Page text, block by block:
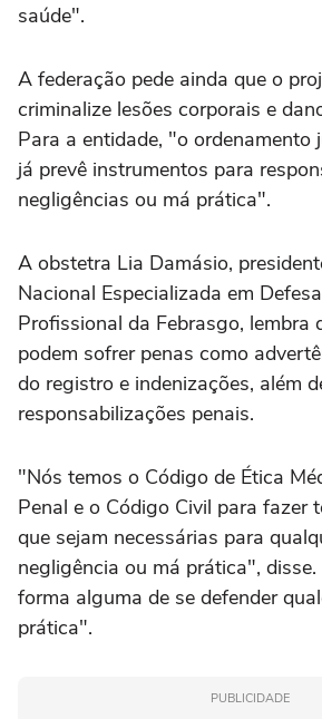
saúde".
A federação pede ainda que o
criminalize lesões corporais e
Para a entidade, "o ordenamento
já prevê instrumentos para
negligências ou má prática".
A obstetra Lia Damásio,
Nacional Especializada em
Profissional da Febrasgo, lembra
podem sofrer penas como
do registro e indenizações, além
responsabilizações penais.
"Nós temos o Código de Ética
Penal e o Código Civil para fazer
que sejam necessárias para
negligência ou má prática",
forma alguma de se defender
prática".
PUBLICIDADE